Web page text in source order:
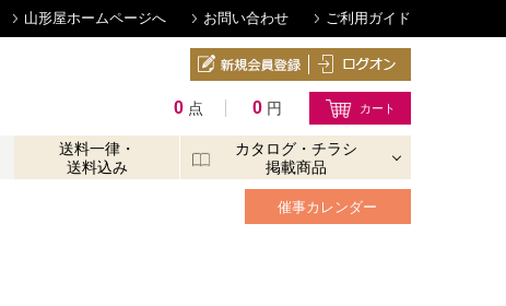
山形屋ホームページへ お問い合わせ ご利用ガイド
0 点 0 円
送料一律・
送料込み
カタログ・チラシ
掲載商品
催事カレンダー